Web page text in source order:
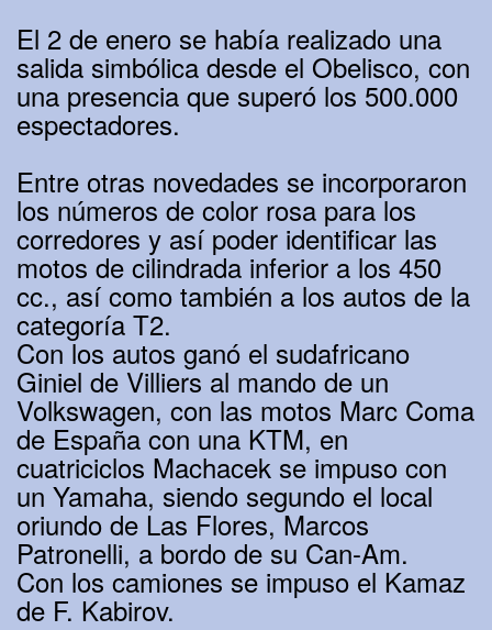
El 2 de enero se había realizado una
salida simbólica desde el Obelisco, con
una presencia que superó los 500.000
espectadores.
Entre otras novedades se incorporaron
los números de color rosa para los
corredores y así poder identificar las
motos de cilindrada inferior a los 450
cc., así como también a los autos de la
categoría T2.
Con los autos ganó el sudafricano
Giniel de Villiers al mando de un
Volkswagen, con las motos Marc Coma
de España con una KTM, en
cuatriciclos Machacek se impuso con
un Yamaha, siendo segundo el local
oriundo de Las Flores, Marcos
Patronelli, a bordo de su Can-Am.
Con los camiones se impuso el Kamaz
de F. Kabirov.